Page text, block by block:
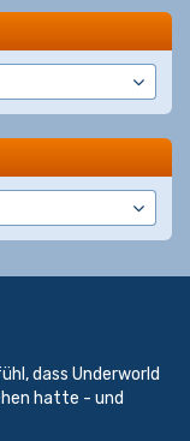
dass Underworld
hatte - und